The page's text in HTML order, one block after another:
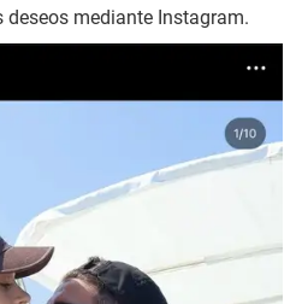
deseos mediante Instagram.